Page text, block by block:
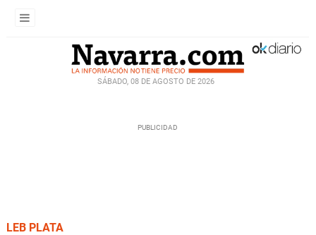
SÁBADO, 08 DE AGOSTO DE 2026
LEB PLATA